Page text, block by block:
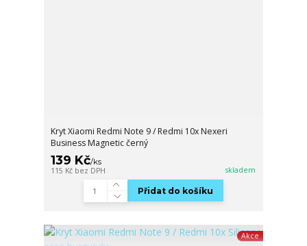
Kryt Xiaomi Redmi Note 9 / Redmi 10x Nexeri
Business Magnetic černý
139 Kč/ks
115 Kč bez DPH skladem
Přidat do košíku
Akce